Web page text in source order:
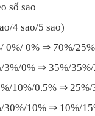
số sao
4 sao/5 sao)
0%/ 0% ⇒ 70%/
3%/0% ⇒ 35%/
10%/0.5% ⇒
30%/10% ⇒ 10%/